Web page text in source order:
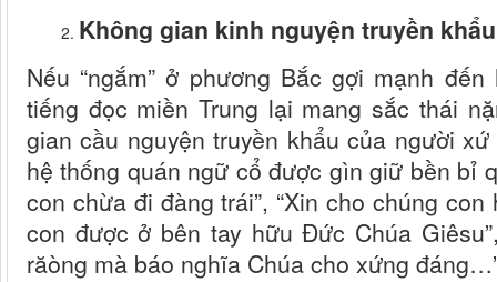
Không gian kinh nguyện truyền
Nếu “ngắm” ở phương Bắc gợi mạnh
tiếng đọc miền Trung lại mang sắc thái
gian cầu nguyện truyền khẩu của người
hệ thống quán ngữ cổ được gìn giữ bền bỉ
con chừa đi đàng trái”, “Xin cho chúng
con được ở bên tay hữu Đức Chúa
răòng mà báo nghĩa Chúa cho xứng